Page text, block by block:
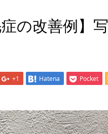
症の改善例】
+1 Hatena Pocket